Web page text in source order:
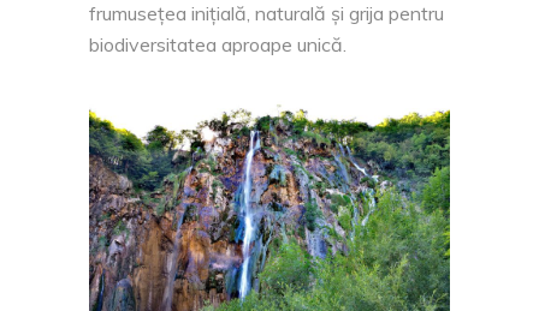
frumusețea inițială, naturală și grija pentru
biodiversitatea aproape unică.